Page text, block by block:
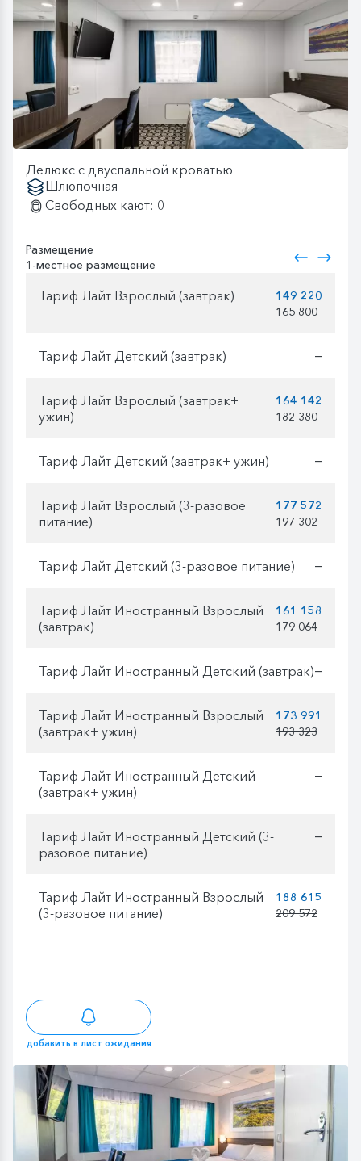
Делюкс с двуспальной кроватью
Шлюпочная
Свободных кают: 0
Размещение
1-местное размещение
Тариф Лайт Взрослый (завтрак)
149 220
165 800
Тариф Лайт Детский (завтрак) —
Тариф Лайт Взрослый (завтрак+
ужин)
164 142
182 380
Тариф Лайт Детский (завтрак+ ужин) —
Тариф Лайт Взрослый (3-разовое
питание)
177 572
197 302
Тариф Лайт Детский (3-разовое питание) —
Тариф Лайт Иностранный Взрослый
(завтрак)
161 158
179 064
Тариф Лайт Иностранный Детский (завтрак)—
Тариф Лайт Иностранный Взрослый
(завтрак+ ужин)
173 991
193 323
Тариф Лайт Иностранный Детский
(завтрак+ ужин)
—
Тариф Лайт Иностранный Детский (3-
разовое питание)
—
Тариф Лайт Иностранный Взрослый
(3-разовое питание)
188 615
209 572
добавить в лист ожидания